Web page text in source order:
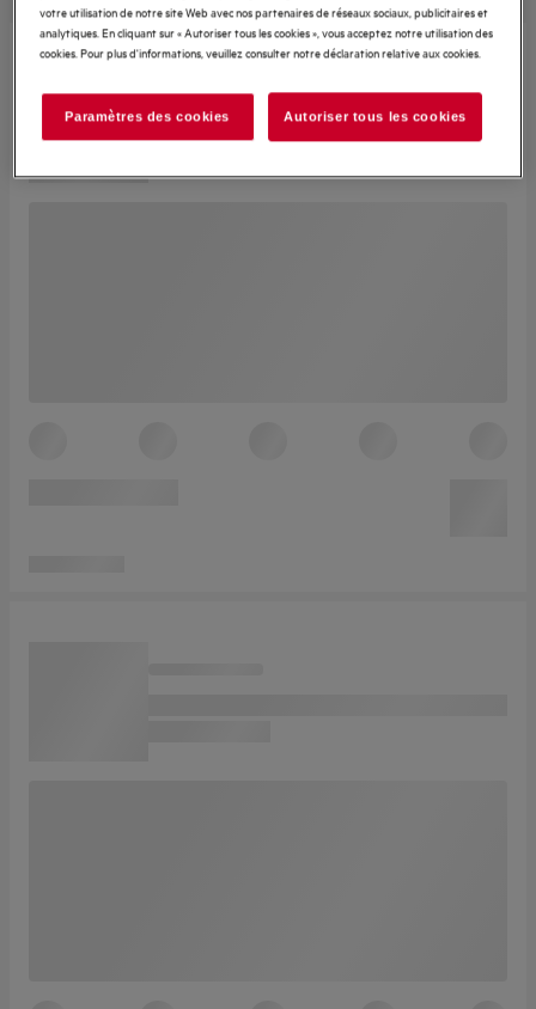
votre utilisation de notre site Web avec nos partenaires de réseaux sociaux, publicitaires et
analytiques. En cliquant sur « Autoriser tous les cookies », vous acceptez notre utilisation des
cookies. Pour plus d'informations, veuillez consulter notre déclaration relative aux cookies.
Paramètres des cookies Autoriser tous les cookies